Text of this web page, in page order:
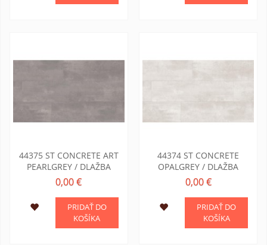
44375 ST CONCRETE ART
PEARLGREY / DLAŽBA
0,00 €
PRIDAŤ DO
KOŠÍKA
44374 ST CONCRETE
OPALGREY / DLAŽBA
0,00 €
PRIDAŤ DO
KOŠÍKA